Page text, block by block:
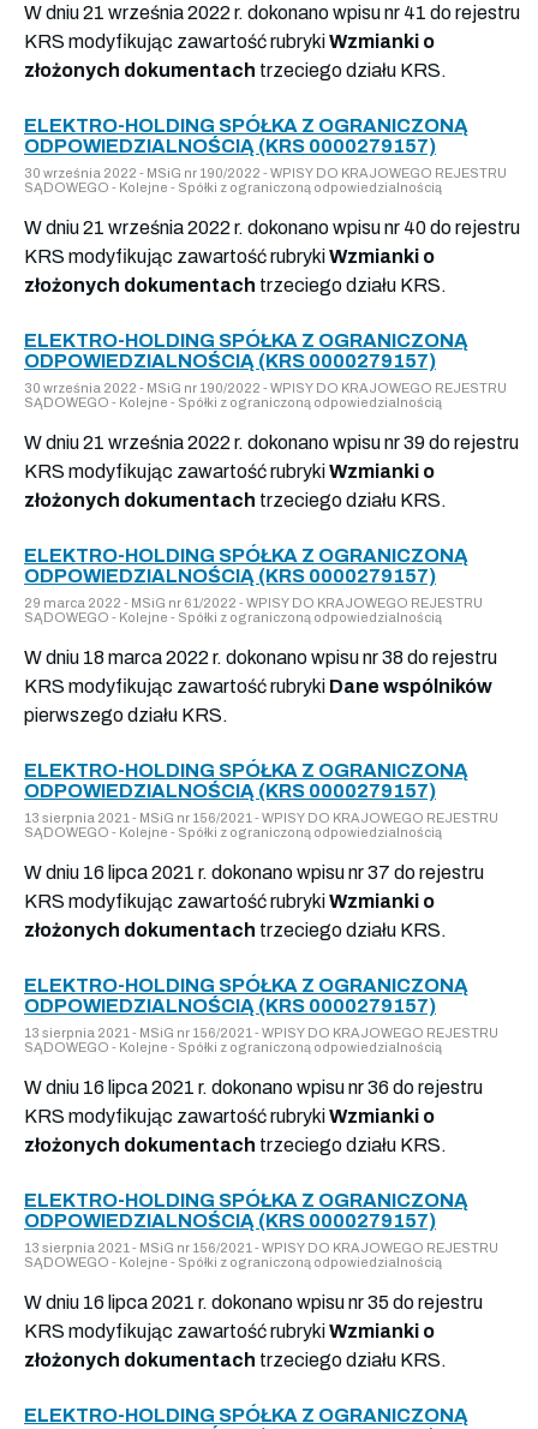
W dniu 21 września 2022 r. dokonano wpisu nr 41 do rejestru
KRS modyfikując zawartość rubrykiWzmianki o
złożonych dokumentach trzeciego działu KRS.
ELEKTRO-HOLDING SPÓŁKA Z OGRANICZONĄ
ODPOWIEDZIALNOŚCIĄ (KRS 0000279157)
30 września 2022 - MSiG nr 190/2022 - WPISY DO KRAJOWEGO REJESTRU
SĄDOWEGO - Kolejne - Spółki z ograniczoną odpowiedzialnością
W dniu 21 września 2022 r. dokonano wpisu nr 40 do rejestru
KRS modyfikując zawartość rubrykiWzmianki o
złożonych dokumentach trzeciego działu KRS.
ELEKTRO-HOLDING SPÓŁKA Z OGRANICZONĄ
ODPOWIEDZIALNOŚCIĄ (KRS 0000279157)
30 września 2022 - MSiG nr 190/2022 - WPISY DO KRAJOWEGO REJESTRU
SĄDOWEGO - Kolejne - Spółki z ograniczoną odpowiedzialnością
W dniu 21 września 2022 r. dokonano wpisu nr 39 do rejestru
KRS modyfikując zawartość rubrykiWzmianki o
złożonych dokumentach trzeciego działu KRS.
ELEKTRO-HOLDING SPÓŁKA Z OGRANICZONĄ
ODPOWIEDZIALNOŚCIĄ (KRS 0000279157)
29 marca 2022 - MSiG nr 61/2022 - WPISY DO KRAJOWEGO REJESTRU
SĄDOWEGO - Kolejne - Spółki z ograniczoną odpowiedzialnością
W dniu 18 marca 2022 r. dokonano wpisu nr 38 do rejestru
KRS modyfikując zawartość rubryki Dane wspólników
pierwszego działu KRS.
ELEKTRO-HOLDING SPÓŁKA Z OGRANICZONĄ
ODPOWIEDZIALNOŚCIĄ (KRS 0000279157)
13 sierpnia 2021 - MSiG nr 156/2021 - WPISY DO KRAJOWEGO REJESTRU
SĄDOWEGO - Kolejne - Spółki z ograniczoną odpowiedzialnością
W dniu 16 lipca 2021 r. dokonano wpisu nr 37 do rejestru
KRS modyfikując zawartość rubrykiWzmianki o
złożonych dokumentach trzeciego działu KRS.
ELEKTRO-HOLDING SPÓŁKA Z OGRANICZONĄ
ODPOWIEDZIALNOŚCIĄ (KRS 0000279157)
13 sierpnia 2021 - MSiG nr 156/2021 - WPISY DO KRAJOWEGO REJESTRU
SĄDOWEGO - Kolejne - Spółki z ograniczoną odpowiedzialnością
W dniu 16 lipca 2021 r. dokonano wpisu nr 36 do rejestru
KRS modyfikując zawartość rubrykiWzmianki o
złożonych dokumentach trzeciego działu KRS.
ELEKTRO-HOLDING SPÓŁKA Z OGRANICZONĄ
ODPOWIEDZIALNOŚCIĄ (KRS 0000279157)
13 sierpnia 2021 - MSiG nr 156/2021 - WPISY DO KRAJOWEGO REJESTRU
SĄDOWEGO - Kolejne - Spółki z ograniczoną odpowiedzialnością
W dniu 16 lipca 2021 r. dokonano wpisu nr 35 do rejestru
KRS modyfikując zawartość rubrykiWzmianki o
złożonych dokumentach trzeciego działu KRS.
ELEKTRO-HOLDING SPÓŁKA Z OGRANICZONĄ